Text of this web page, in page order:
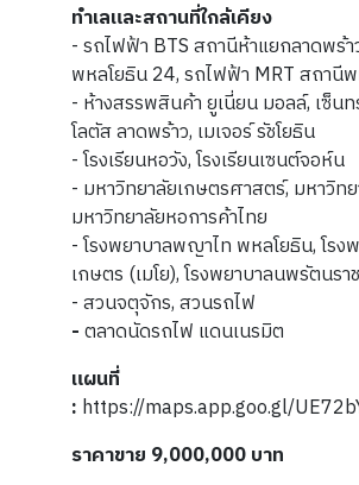
ทำเลและสถานที่ใกล้เคียง
- รถไฟฟ้า BTS สถานีห้าแยกลาดพร้
พหลโยธิน 24, รถไฟฟ้า MRT สถานี
- ห้างสรรพสินค้า ยูเนี่ยน มอลล์, เซ็น
โลตัส ลาดพร้าว, เมเจอร์ รัชโยธิน
- โรงเรียนหอวัง, โรงเรียนเซนต์จอห์น
- มหาวิทยาลัยเกษตรศาสตร์, มหาวิท
มหาวิทยาลัยหอการค้าไทย
- โรงพยาบาลพญาไท พหลโยธิน, โรงพ
เกษตร (เมโย), โรงพยาบาลนพรัตนรา
- สวนจตุจักร, สวนรถไฟ
-ตลาดนัดรถไฟ แดนเนรมิต
แผนที่
: https://maps.app.goo.gl/
ราคาขาย 9,000,000 บาท